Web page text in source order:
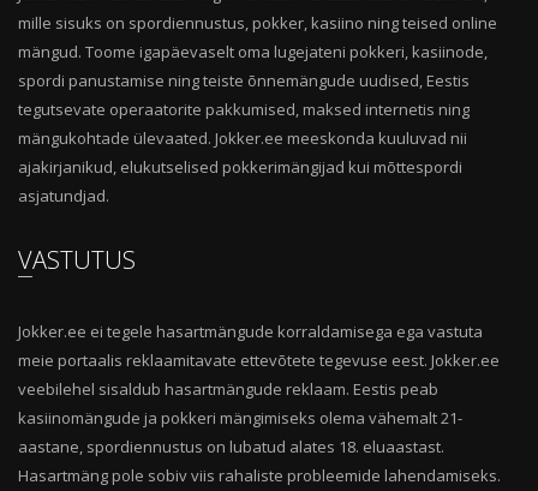
mille sisuks on spordiennustus, pokker, kasiino ning teised online
mängud. Toome igapäevaselt oma lugejateni pokkeri, kasiinode,
spordi panustamise ning teiste õnnemängude uudised, Eestis
tegutsevate operaatorite pakkumised, maksed internetis ning
mängukohtade ülevaated. Jokker.ee meeskonda kuuluvad nii
ajakirjanikud, elukutselised pokkerimängijad kui mõttespordi
asjatundjad.
VASTUTUS
Jokker.ee ei tegele hasartmängude korraldamisega ega vastuta
meie portaalis reklaamitavate ettevõtete tegevuse eest. Jokker.ee
veebilehel sisaldub hasartmängude reklaam. Eestis peab
kasiinomängude ja pokkeri mängimiseks olema vähemalt 21-
aastane, spordiennustus on lubatud alates 18. eluaastast.
Hasartmäng pole sobiv viis rahaliste probleemide lahendamiseks.